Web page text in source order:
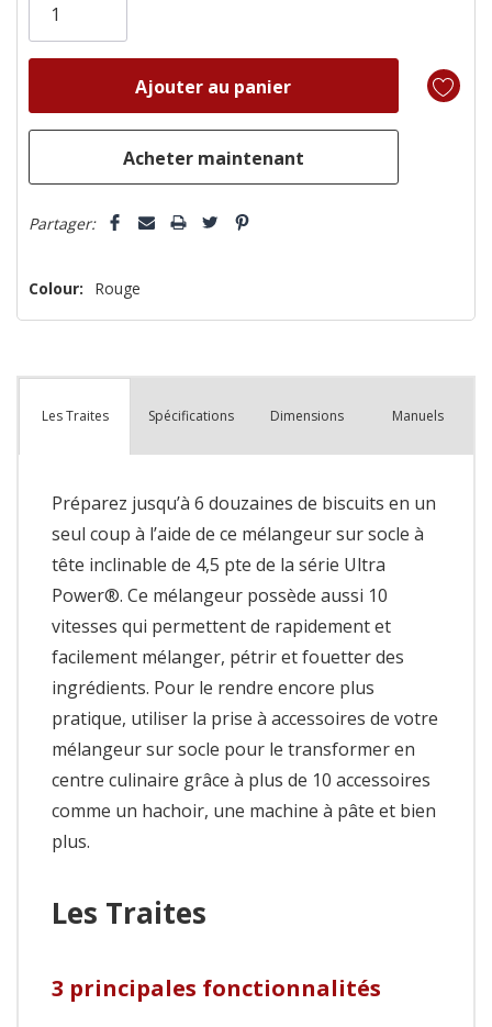
plus
Partager:
Colour: Rouge
Les Traites Spécifications Dimensions Manuels
Préparez jusqu’à 6 douzaines de biscuits en un
seul coup à l’aide de ce mélangeur sur socle à
tête inclinable de 4,5 pte de la série Ultra
Power®. Ce mélangeur possède aussi 10
vitesses qui permettent de rapidement et
facilement mélanger, pétrir et fouetter des
ingrédients. Pour le rendre encore plus
pratique, utiliser la prise à accessoires de votre
mélangeur sur socle pour le transformer en
centre culinaire grâce à plus de 10 accessoires
comme un hachoir, une machine à pâte et bien
plus.
Les Traites
3 principales fonctionnalités